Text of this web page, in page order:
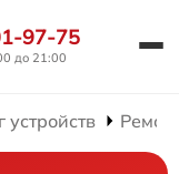
97-75
до 21:00
устройств